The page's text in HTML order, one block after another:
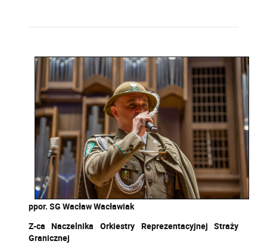
ppor. SG Wacław Wacławiak
Z-ca Naczelnika Orkiestry Reprezentacyjnej Straży
Granicznej